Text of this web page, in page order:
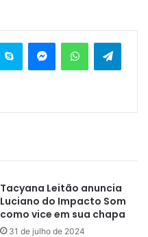
Tacyana Leitão anuncia
Luciano do Impacto Som
como vice em sua chapa
31 de julho de 2024